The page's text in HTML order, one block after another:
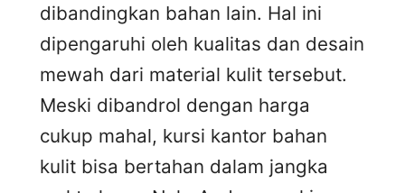
dibandingkan bahan lain. Hal ini
dipengaruhi oleh kualitas dan desain
mewah dari material kulit tersebut.
Meski dibandrol dengan harga
cukup mahal, kursi kantor bahan
kulit bisa bertahan dalam jangka